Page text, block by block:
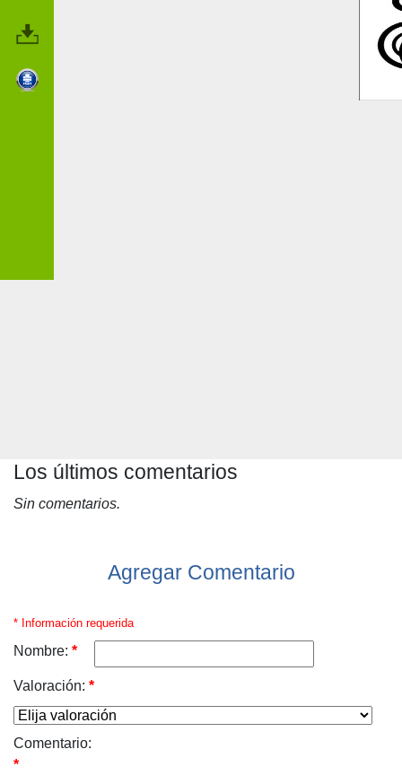
Los últimos comentarios
Sin comentarios.
Agregar Comentario
* Información requerida
Nombre: *
Valoración: *
Comentario:
*